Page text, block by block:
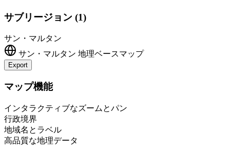
サブリージョン (1)
サン・マルタン
サン・マルタン 地理ベースマップ
Export
+
マップ機能
インタラクティブなズームとパン
行政境界
地域名とラベル
高品質な地理データ